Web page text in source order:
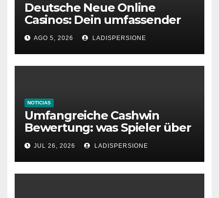
Deutsche Neue Online
Casinos: Dein umfassender
Ratgeber für moderne
Glücksspielplattformen
AGO 5, 2026 LADISPERSIONE
NOTICIAS
Umfangreiche Cashwin
Bewertung: was Spieler über
dieses Casino denken
JUL 26, 2026 LADISPERSIONE